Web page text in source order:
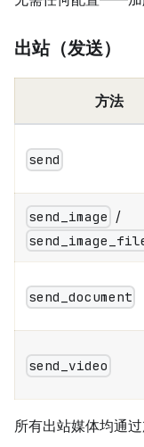
出站（发送）
方法
send
send_image /
send_document
send_video
所有出站媒体均通